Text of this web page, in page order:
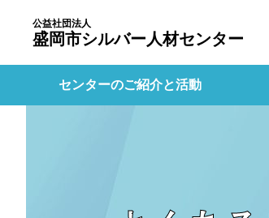
公益社団法人
盛岡市シルバー人材センター
センターのご紹介と活動